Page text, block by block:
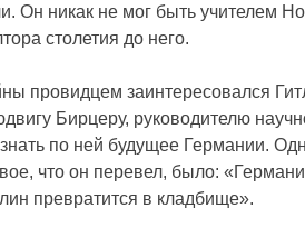
Он никак не мог быть учителем
столетия до него.
провидцем заинтересовался
Бирцеру, руководителю
по ней будущее Германии.
что он перевел, было:
превратится в кладбище».